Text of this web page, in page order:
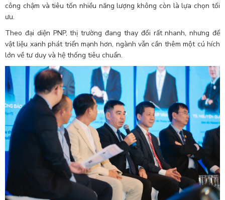
công chậm và tiêu tốn nhiều năng lượng không còn là lựa chọn tối
ưu.
Theo đại diện PNP, thị trường đang thay đổi rất nhanh, nhưng để
vật liệu xanh phát triển mạnh hơn, ngành vẫn cần thêm một cú hích
lớn về tư duy và hệ thống tiêu chuẩn.